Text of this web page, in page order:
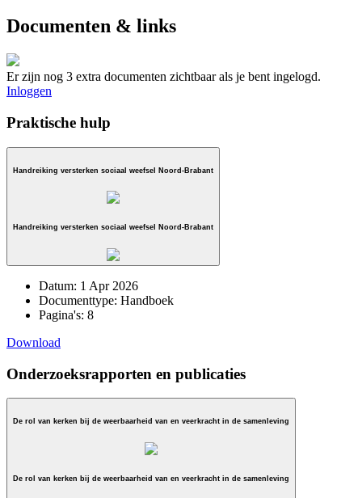
Documenten & links
Er zijn nog 3 extra documenten zichtbaar als je bent ingelogd.
Inloggen
Praktische hulp
Handreiking versterken sociaal weefsel Noord-Brabant
Handreiking versterken sociaal weefsel Noord-Brabant
Datum: 1 Apr 2026
Documenttype: Handboek
Pagina's: 8
Download
Onderzoeksrapporten en publicaties
De rol van kerken bij de weerbaarheid van en veerkracht in de samenleving
De rol van kerken bij de weerbaarheid van en veerkracht in de samenleving